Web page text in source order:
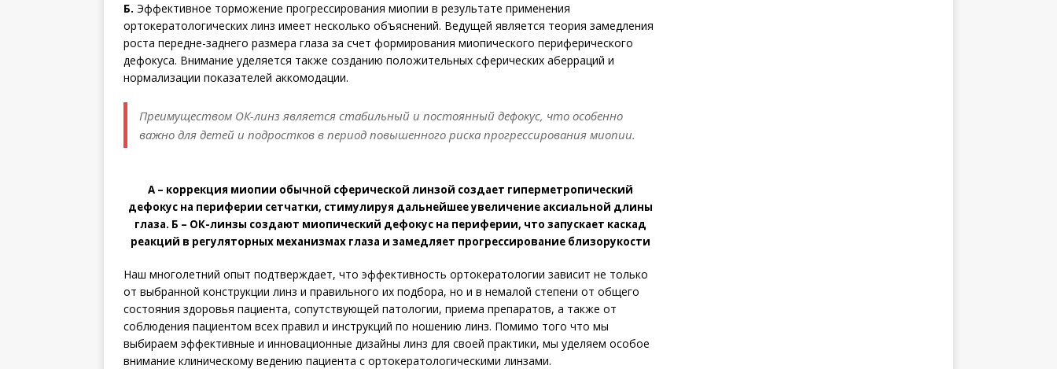
Б. Эффективное торможение прогрессирования миопии в результате применения
ортокератологических линз имеет несколько объяснений. Ведущей является теория замедления
роста пе­редне-заднего размера глаза за счет формирования миопического периферического
дефокуса. Внимание уделяется также созданию положительных сферических аберраций и
нормализации показателей аккомодации.
Преимуществом ОК-линз является стабильный и постоянный дефокус, что особенно
важно для детей и подростков в период повышенного риска прогрессирования миопии.
А – коррекция миопии обычной сферической линзой создает гиперметропический
дефокус на периферии сетчатки, стимулируя дальнейшее увеличение аксиальной длины
глаза. Б – ОК-линзы создают миопический дефокус на периферии, что запускает каскад
реакций в регуляторных механизмах глаза и замедляет прогрессирование близорукости
Наш многолетний опыт подтверждает, что эффективность ортокератологии зависит не только
от выбранной конструкции линз и правильного их подбора, но и в немалой степени от общего
состояния здоровья пациента, сопутствующей патологии, приема препаратов, а также от
соблюдения пациентом всех правил и инструкций по ношению линз. Помимо того что мы
выбираем эффективные и инновационные дизайны линз для своей практики, мы уделяем особое
внимание клиническому ведению пациента с ортокератологическими линзами.